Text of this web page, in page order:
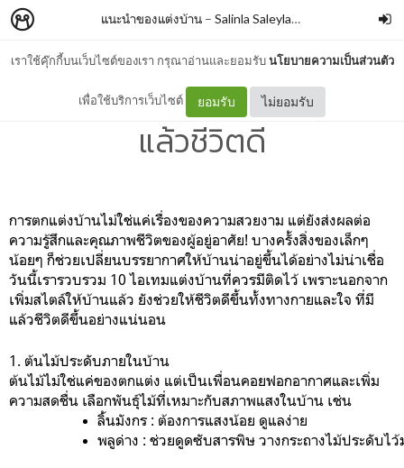
เราใช้คุ๊กกี้บนเว็บไซต์ของเรา กรุณาอ่านและยอมรับนโยบายความเป็นส่วนตัว
เพื่อใช้บริการเว็บไซต์ ยอมรับ ไม่ยอมรับ
แนะนำของแต่งบ้าน – Salinla Saleylanon
แนะนำของแต่งบ้าน 10 สิ่งมี
แล้วชีวิตดี
การตกแต่งบ้านไม่ใช่แค่เรื่องของความสวยงาม แต่ยังส่งผลต่อ
ความรู้สึกและคุณภาพชีวิตของผู้อยู่อาศัย! บางครั้งสิ่งของเล็กๆ
น้อยๆ ก็ช่วยเปลี่ยนบรรยากาศให้บ้านน่าอยู่ขึ้นได้อย่างไม่น่าเชื่อ
วันนี้เรารวบรวม 10 ไอเทมแต่งบ้านที่ควรมีติดไว้ เพราะนอกจาก
เพิ่มสไตล์ให้บ้านแล้ว ยังช่วยให้ชีวิตดีขึ้นทั้งทางกายและใจ ที่มี
แล้วชีวิตดีขึ้นอย่างแน่นอน
1. ต้นไม้ประดับภายในบ้าน
ต้นไม้ไม่ใช่แค่ของตกแต่ง แต่เป็นเพื่อนคอยฟอกอากาศและเพิ่ม
ความสดชื่น เลือกพันธุ์ไม้ที่เหมาะกับสภาพแสงในบ้าน เช่น
ลิ้นมังกร : ต้องการแสงน้อย ดูแลง่าย
พลูด่าง : ช่วยดูดซับสารพิษ วางกระถางไม้ประดับไ